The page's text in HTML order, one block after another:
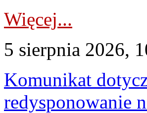
Więcej...
5 sierpnia 2026,
Komunikat
redysponowanie